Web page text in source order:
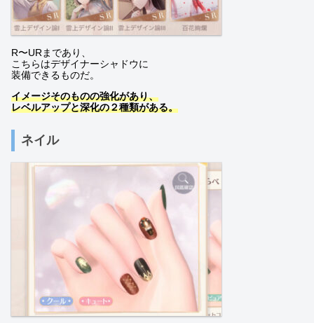
R〜URまであり、
こちらはデザイナーシャドウに
装備できるものだ。
イメージそのものの強化があり、
レベルアップと深化の２種類がある。
ネイル